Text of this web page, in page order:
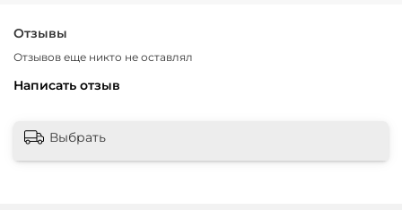
Отзывы
Отзывов еще никто не оставлял
Написать отзыв
Выбрать